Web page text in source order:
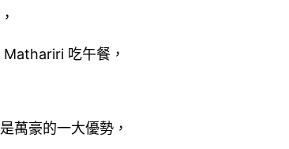
吃午餐，
萬豪的一大優勢，